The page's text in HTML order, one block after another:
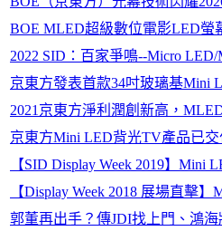
BOE MLED超級數位電影LED螢
2022 SID：百家爭鳴--Micro
京東方發表首款34吋玻璃基Mini
2021京東方淨利潤創新高，
京東方Mini LED背光TV產品已交
【SID Display Week 2019】Mini
【Display Week 2018 展場直擊
郭董再出手？傳JDI找上門、鴻海